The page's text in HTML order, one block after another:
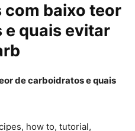
baixo teor
quais evitar
de carboidratos e quais
how to, tutorial,